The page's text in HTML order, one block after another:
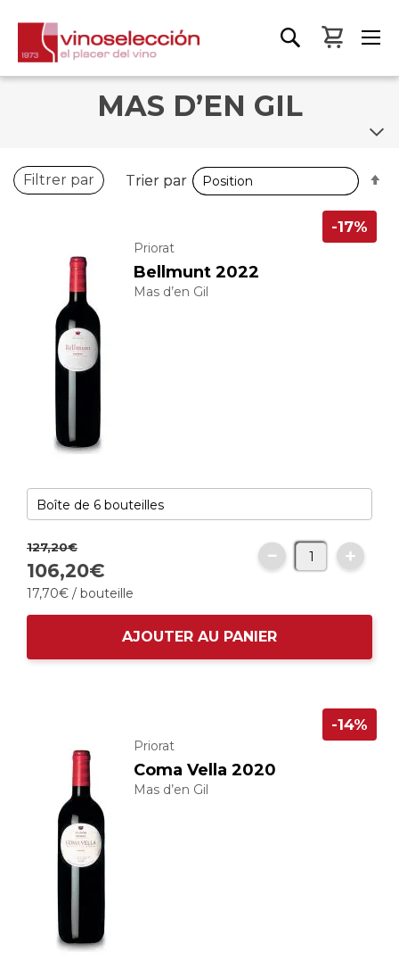
Mon
MAS D’EN GIL
Priorat
Bellmunt 2022
Mas d’en Gil
-17%
127,20€
106,20€
17,70€ / bouteille
AJOUTER AU PANIER
Priorat
Coma Vella 2020
Mas d’en Gil
-14%
Filtrer par Trier par
Trier par